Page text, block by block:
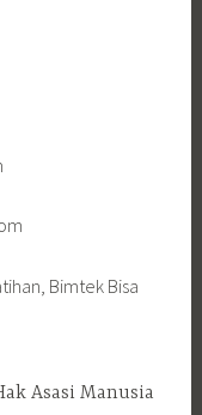
Bimtek Bisa
Asasi Manusia